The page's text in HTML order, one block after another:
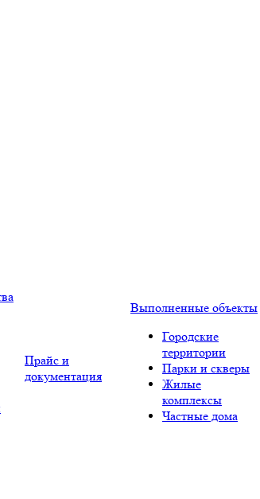
Прайс и
документация
Выполненные объекты
Городские
территории
Парки и скверы
Жилые
комплексы
Частные дома